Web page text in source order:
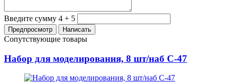
Введите сумму 4 + 5
Сопутствующие товары
Набор для моделирования, 8 шт/наб C-47